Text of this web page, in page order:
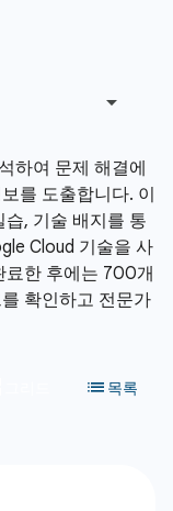
하여 문제 해결에
를 도출합니다. 이
, 기술 배지를 통
Cloud 기술을 사
료한 후에는 700개
확인하고 전문가